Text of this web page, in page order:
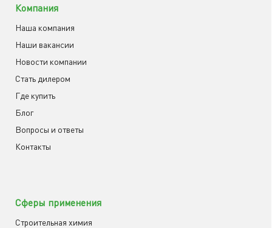
Компания
Наша компания
Наши вакансии
Новости компании
Cтать дилером
Где купить
Блог
Вопросы и ответы
Контакты
Сферы применения
Строительная химия